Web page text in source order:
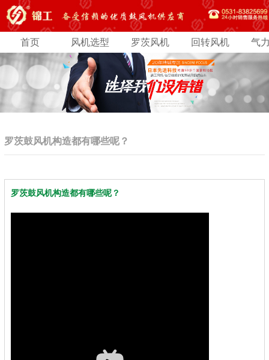
首页 风机选型 罗茨风机 回转风机 气
罗茨鼓风机构造都有哪些呢？
罗茨鼓风机构造都有哪些呢？